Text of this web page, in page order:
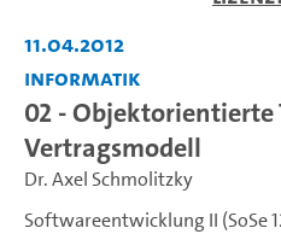
11.04.2012
Informatik
02 - Objektorientierte
Vertragsmodell
Dr. Axel Schmolitzky
Softwareentwicklung II (SoSe